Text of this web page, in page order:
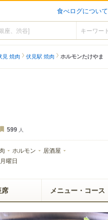
食べログについて
見 焼肉 伏見駅 焼肉 ホルモンたけやま
599 人
ホルモン 居酒屋
月曜日
メニュー・コース